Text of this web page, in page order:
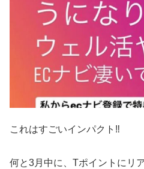
これはすごいインパクト‼️
何と3月中に、Tポイントにリ